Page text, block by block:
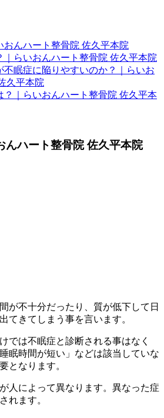
おんハート整骨院 佐久平本院
｜らいおんハート整骨院 佐久平本院
不眠症に陥りやすいのか？｜らいお
久平本院
？｜らいおんハート整骨院 佐久平本
んハート整骨院 佐久平本院
が不十分だったり、質が低下して日
てきてしまう事を言います。
では不眠症と診断される事はなく
眠時間が短い」などは該当していな
となります。
人によって異なります。異なった症
れます。